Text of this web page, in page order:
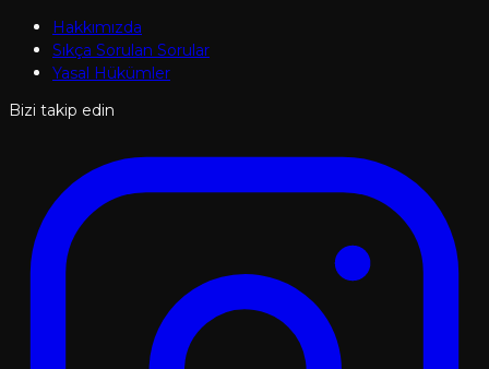
Hakkımızda
Sıkça Sorulan Sorular
Yasal Hükümler
Bizi takip edin